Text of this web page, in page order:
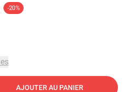
-20%
AJOUTER AU PANIER